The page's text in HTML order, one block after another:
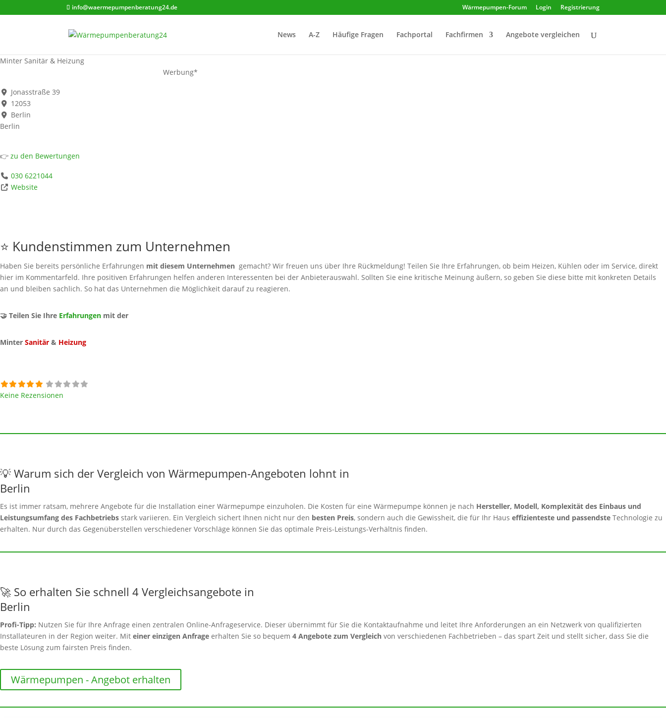
info@waermepumpenberatung24.de Wärmepumpen-Forum Login Registrierung
News A-Z Häufige Fragen Fachportal Fachfirmen Angebote vergleichen
Minter Sanitär & Heizung
Werbung*
Jonasstraße 39
12053
Berlin
Berlin
👉 zu den Bewertungen
030 6221044
Website
⭐ Kundenstimmen zum Unternehmen
Haben Sie bereits persönliche Erfahrungen mit diesem Unternehmen gemacht? Wir freuen uns über Ihre Rückmeldung! Teilen Sie Ihre Erfahrungen, ob beim Heizen, Kühlen oder im Service, direkt
hier im Kommentarfeld. Ihre positiven Erfahrungen helfen anderen Interessenten bei der Anbieterauswahl. Sollten Sie eine kritische Meinung äußern, so geben Sie diese bitte mit konkreten Details
an und bleiben sachlich. So hat das Unternehmen die Möglichkeit darauf zu reagieren.
🤝 Teilen Sie Ihre Erfahrungen mit der
Minter Sanitär & Heizung
Keine Rezensionen
💡 Warum sich der Vergleich von Wärmepumpen-Angeboten lohnt in
Berlin
Es ist immer ratsam, mehrere Angebote für die Installation einer Wärmepumpe einzuholen. Die Kosten für eine Wärmepumpe können je nach Hersteller, Modell, Komplexität des Einbaus und
Leistungsumfang des Fachbetriebs stark variieren. Ein Vergleich sichert Ihnen nicht nur den besten Preis, sondern auch die Gewissheit, die für Ihr Haus effizienteste und passendste Technologie zu
erhalten. Nur durch das Gegenüberstellen verschiedener Vorschläge können Sie das optimale Preis-Leistungs-Verhältnis finden.
🚀 So erhalten Sie schnell 4 Vergleichsangebote in
Berlin
Profi-Tipp: Nutzen Sie für Ihre Anfrage einen zentralen Online-Anfrageservice. Dieser übernimmt für Sie die Kontaktaufnahme und leitet Ihre Anforderungen an ein Netzwerk von qualifizierten
Installateuren in der Region weiter. Mit einer einzigen Anfrage erhalten Sie so bequem 4 Angebote zum Vergleich von verschiedenen Fachbetrieben – das spart Zeit und stellt sicher, dass Sie die
beste Lösung zum fairsten Preis finden.
Wärmepumpen - Angebot erhalten